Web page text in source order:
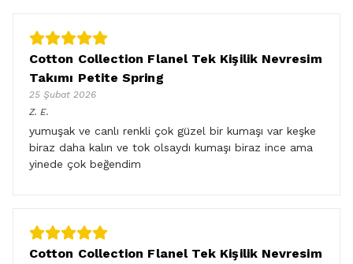
Cotton Collection Flanel Tek Kişilik Nevresim
Takımı Petite Spring
25 Şubat 2026
Z. E.
yumuşak ve canlı renkli çok güzel bir kumaşı var keşke
biraz daha kalın ve tok olsaydı kumaşı biraz ince ama
yinede çok beğendim
Cotton Collection Flanel Tek Kişilik Nevresim